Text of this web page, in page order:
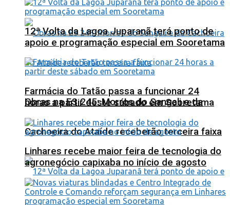
Obras na ES 245: Morros do Sangali e da
Cachoeira do Ataíde receberão terceira faixa
12ª Volta da Lagoa Juparanã terá ponto de
apoio e programação especial em Sooretama
Farmácia do Tatão passa a funcionar 24
horas a partir deste sábado em Sooretama
Linhares recebe maior feira de tecnologia do
agronegócio capixaba no início de agosto